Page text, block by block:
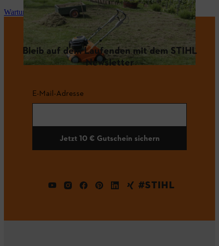
Wartung und Reparatur
Bleib auf dem Laufenden mit dem STIHL
Newsletter
E-Mail-Adresse
Jetzt 10 € Gutschein sichern
#STIHL